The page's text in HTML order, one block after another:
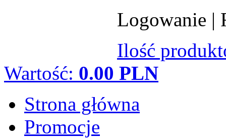
Logowanie |
Ilość
Wartość: 0.00 PLN
Strona główna
Promocje